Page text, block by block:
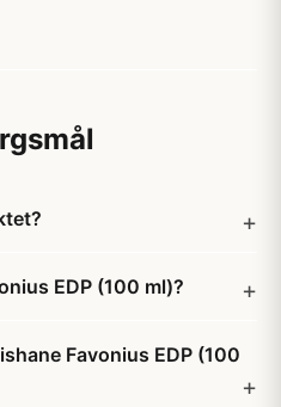
EDP (100 ml)?
Favonius EDP (100